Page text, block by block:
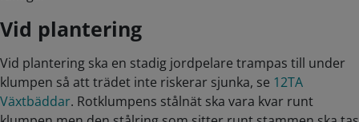
Vid plantering
Vid plantering ska en stadig jordpelare trampas till under
klumpen så att trädet inte riskerar sjunka, se 12TA
Växtbäddar. Rotklumpens stålnät ska vara kvar runt